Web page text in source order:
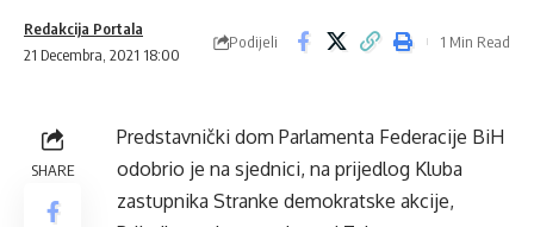
21 Decembra, 2021 18:00
Redakcija Portala
Podijeli 1 Min Read
SHARE
Predstavnički dom Parlamenta Federacije BiH
odobrio je na sjednici, na prijedlog Kluba
zastupnika Stranke demokratske akcije,